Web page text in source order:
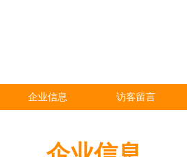
企业信息 访客留言